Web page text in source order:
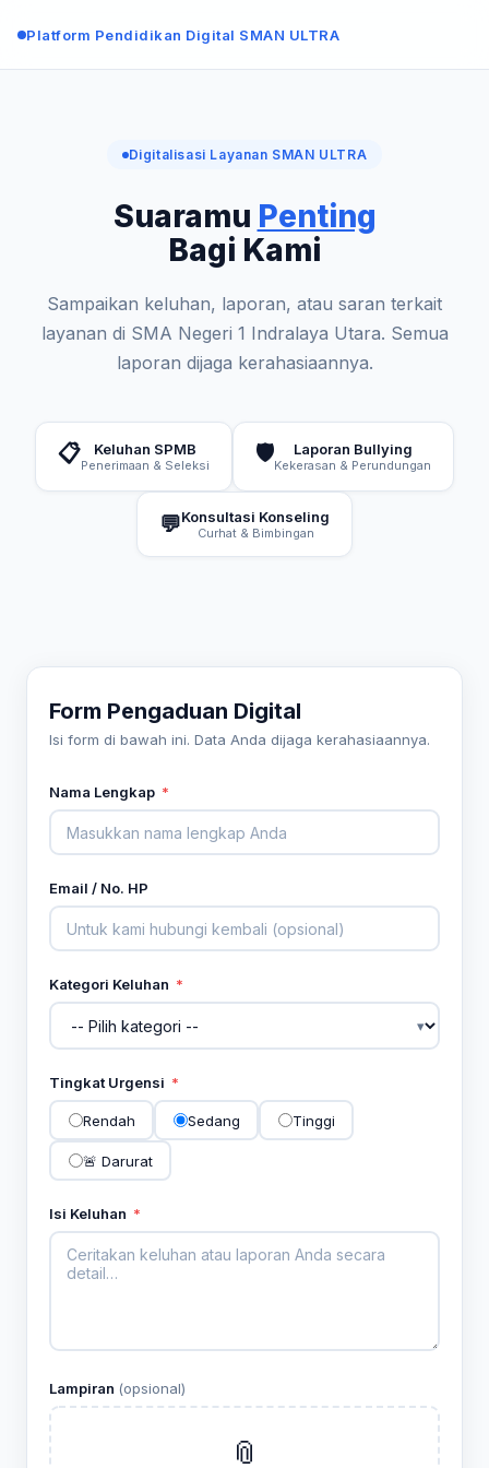
Platform Pendidikan Digital SMAN ULTRA
Digitalisasi Layanan SMAN ULTRA
Suaramu Penting
Bagi Kami
Sampaikan keluhan, laporan, atau saran terkait
layanan di SMA Negeri 1 Indralaya Utara. Semua
laporan dijaga kerahasiaannya.
📋 Keluhan SPMB
Penerimaan & Seleksi 🛡️ Laporan Bullying
Kekerasan & Perundungan
💬Konsultasi Konseling
Curhat & Bimbingan
Form Pengaduan Digital
Isi form di bawah ini. Data Anda dijaga kerahasiaannya.
Nama Lengkap *
Email / No. HP
Kategori Keluhan *
Tingkat Urgensi *
Rendah Sedang Tinggi
🚨 Darurat
Isi Keluhan *
Lampiran (opsional)
📎